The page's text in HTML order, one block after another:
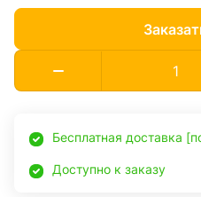
Бесплатная доставка
Доступно к заказу